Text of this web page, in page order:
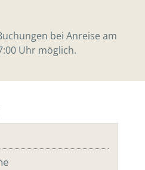
bei Anreise am
Uhr möglich.